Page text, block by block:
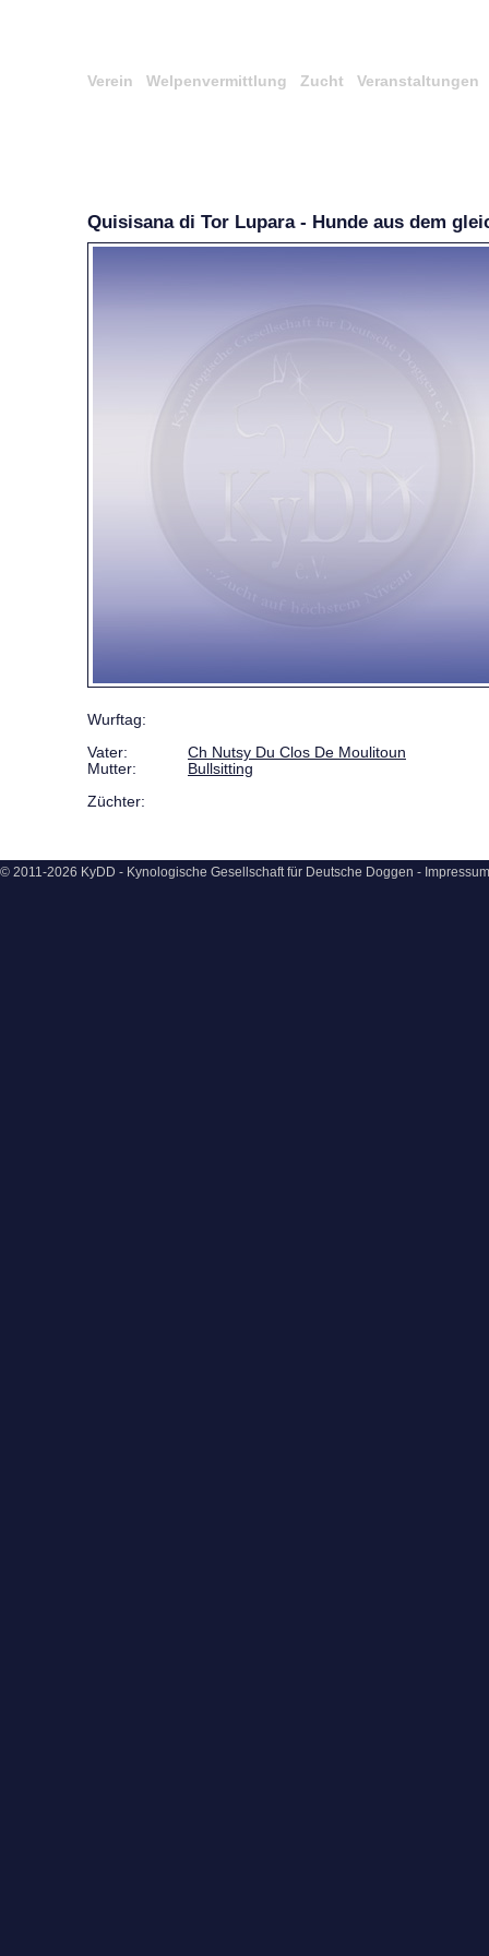
Verein Welpenvermittlung Zucht Veranstaltungen
Quisisana di Tor Lupara - Hunde aus dem
Wurftag:
Vater:
Ch Nutsy Du Clos De Moulitoun
Mutter:
Bullsitting
Züchter:
© 2011-2026 KyDD - Kynologische Gesellschaft für Deutsche Doggen - Impressum